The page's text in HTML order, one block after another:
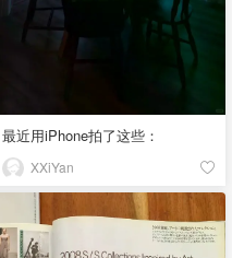
最近用iPhone拍了这些：
XXiYan